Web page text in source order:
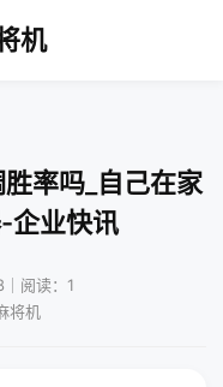
机
率吗_自己在家
企业快讯
阅读：1
将机